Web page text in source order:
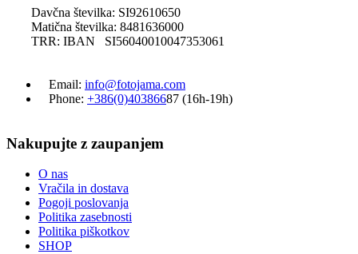
Davčna številka: SI92610650
Matična številka: 8481636000
TRR: IBAN SI56040010047353061
Email: info@fotojama.com
Phone: +386(0)40386687 (16h-19h)
Nakupujte z zaupanjem
O nas
Vračila in dostava
Pogoji poslovanja
Politika zasebnosti
Politika piškotkov
SHOP